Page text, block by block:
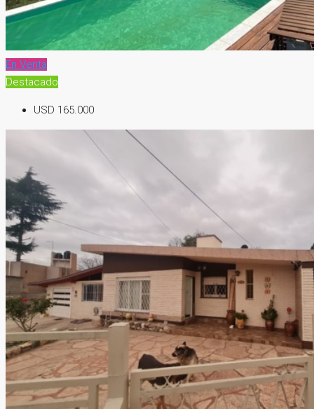
En Venta
Destacado
USD 165.000